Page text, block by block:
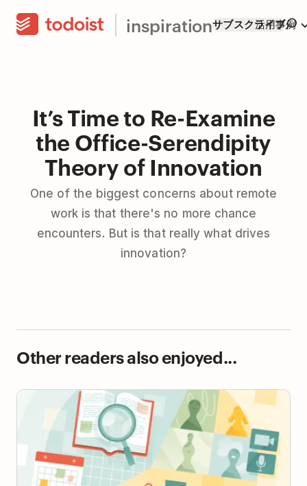
inspirationサブスクライブ
活用事例
It’s Time to Re-Examine
the Office-Serendipity
Theory of Innovation
One of the biggest concerns about remote
work is that there's no more chance
encounters. But is that really what drives
innovation?
Other readers also enjoyed...
The Secret to Productive Meetings: How to Run
Fewer & More Effective Meetings